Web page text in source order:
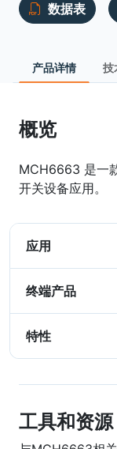
数据表
产品详情 技
概览
MCH6663 是一
开关设备应用。
应用
终端产品
特性
工具和资源